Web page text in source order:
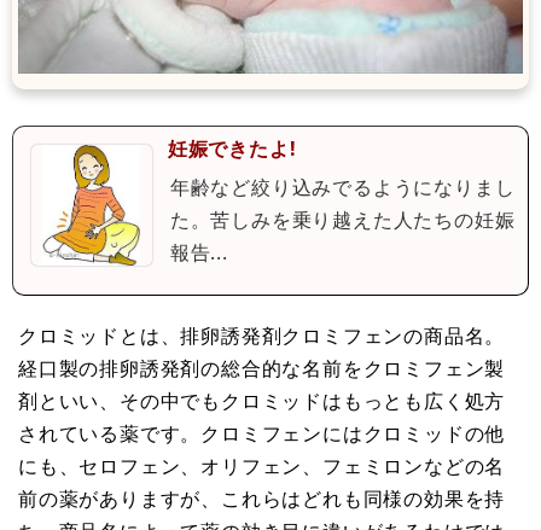
妊娠できたよ!
年齢など絞り込みでるようになりまし
た。苦しみを乗り越えた人たちの妊娠
報告...
クロミッドとは、排卵誘発剤クロミフェンの商品名。
経口製の排卵誘発剤の総合的な名前をクロミフェン製
剤といい、その中でもクロミッドはもっとも広く処方
されている薬です。クロミフェンにはクロミッドの他
にも、セロフェン、オリフェン、フェミロンなどの名
前の薬がありますが、これらはどれも同様の効果を持